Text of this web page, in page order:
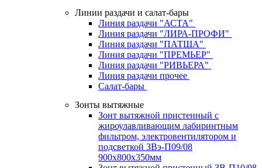
Линии раздачи и салат-бары
Линия раздачи "АСТА"
Линия раздачи "ЛИРА-ПРОФИ"
Линия раздачи "ПАТША"
Линия раздачи "ПРЕМЬЕР"
Линия раздачи "РИВЬЕРА"
Линия раздачи прочее
Салат-бары
Зонты вытяжные
Зонт вытяжной пристенный с
жироулавливающим лабиринтным
фильтром, электровентилятором и
подсветкой ЗВэ-П09/08
900х800х350мм